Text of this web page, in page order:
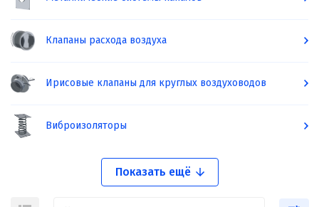
Клапаны расхода воздуха
Ирисовые клапаны для круглых воздуховодов
Виброизоляторы
Показать ещё